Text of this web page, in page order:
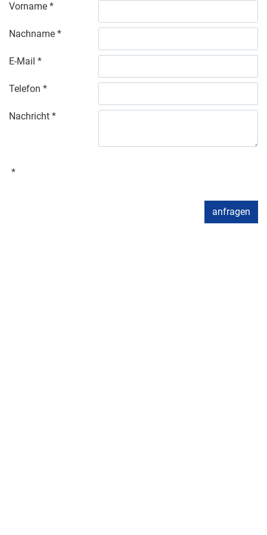
Vorname
Nachname
E-Mail
Telefon
Nachricht
anfragen